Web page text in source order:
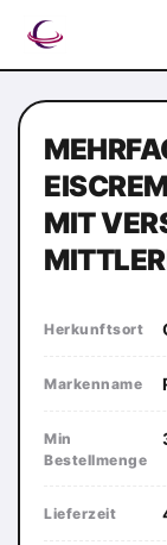
MIT
Herkunftsort
Markenname
Min
Bestellmenge
Lieferzeit